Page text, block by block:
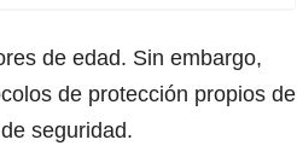
de edad. Sin embargo,
de protección propios de
seguridad.